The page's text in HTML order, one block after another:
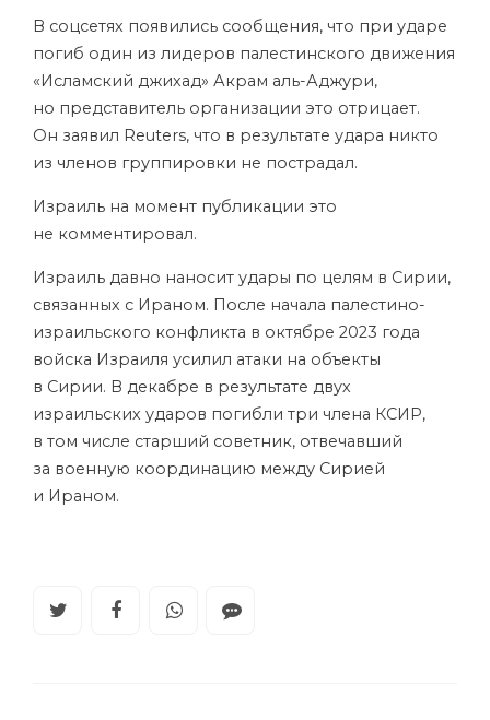
В соцсетях появились сообщения, что при ударе
погиб один из лидеров палестинского движения
«Исламский джихад» Акрам аль-Аджури,
но представитель организации это отрицает.
Он заявил Reuters, что в результате удара никто
из членов группировки не пострадал.
Израиль на момент публикации это
не комментировал.
Израиль давно наносит удары по целям в Сирии,
связанных с Ираном. После начала палестино-
израильского конфликта в октябре 2023 года
войска Израиля усилил атаки на объекты
в Сирии. В декабре в результате двух
израильских ударов погибли три члена КСИР,
в том числе старший советник, отвечавший
за военную координацию между Сирией
и Ираном.